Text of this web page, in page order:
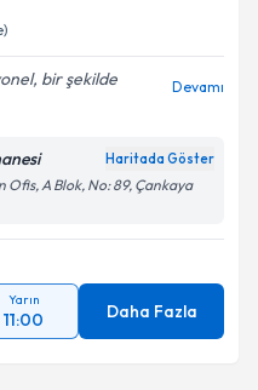
bir şekilde
Devamı
Haritada Göster
Ofis, A Blok, No: 89, Çankaya
Yarın
11:00 Daha Fazla